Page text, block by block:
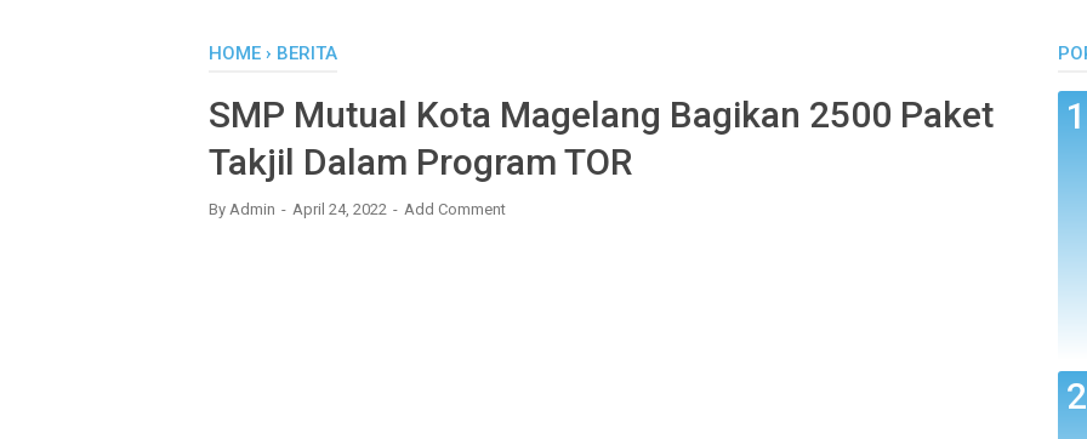
HOME › BERITA
SMP Mutual Kota Magelang Bagikan 2500 Paket
Takjil Dalam Program TOR
By Admin April 24, 2022 Add Comment